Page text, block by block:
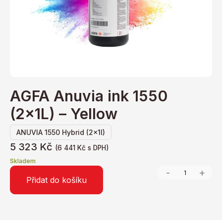
ANUVIA 1550 Hybrid (2x1l)
AGFA Anuvia ink 1550
(2x1L) – Yellow
5 323 Kč (6 441 Kč s DPH)
Skladem
- +
Přidat do košíku